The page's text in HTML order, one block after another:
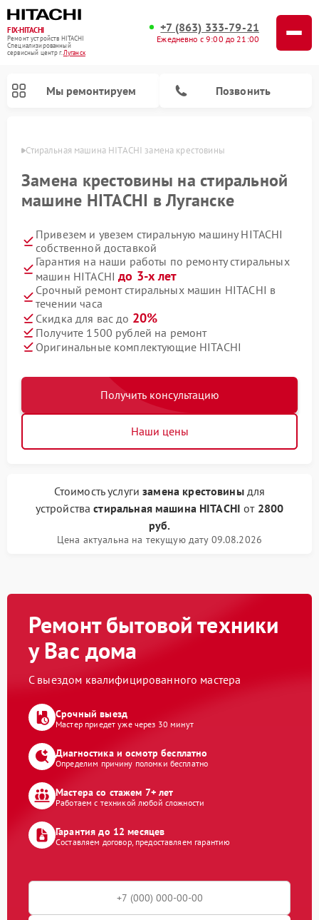
FIX-HITACHI
Ремонт устройств HITACHI
Специализированный
cервисный центр г.Луганск
+7 (863) 333-79-21
Ежедневно с 9:00 до 21:00
Мы ремонтируем Позвонить
Стиральная машина HITACHI замена крестовины
Замена крестовины на стиральной
машине HITACHI в Луганске
Привезем и увезем стиральную машину HITACHI
собственной доставкой
Гарантия на наши работы по ремонту стиральных
машин HITACHIдо 3-х лет
Срочный ремонт стиральных машин HITACHI в
течении часа
Скидка для вас до 20%
Получите 1500 рублей на ремонт
Оригинальные комплектующие HITACHI
Получить консультацию
Наши цены
Стоимость услугизамена крестовиныдля
устройствастиральная машина HITACHI от 2800
руб.
Цена актуальна на текущую дату 09.08.2026
Ремонт бытовой техники
у Вас дома
С выездом квалифицированного мастера
Срочный выезд
Мастер приедет уже через 30 минут
Диагностика и осмотр бесплатно
Определим причину поломки бесплатно
Мастера со стажем 7+ лет
Работаем с техникой любой сложности
Гарантия до 12 месяцев
Составляем договор, предоставляем гарантию